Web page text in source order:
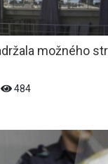
možného
484